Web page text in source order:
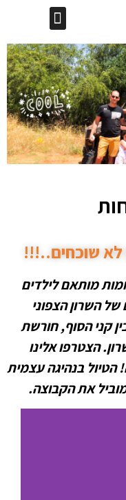
לא שוכחים..!!!
ומשפחתי על רייזר 4 מקומות מותאם לילדים
של השרון הצפוני
קני הסוף, חורשת
הצטרפו אלינו
הטיול בנהיגה עצמית
את הקבוצה.